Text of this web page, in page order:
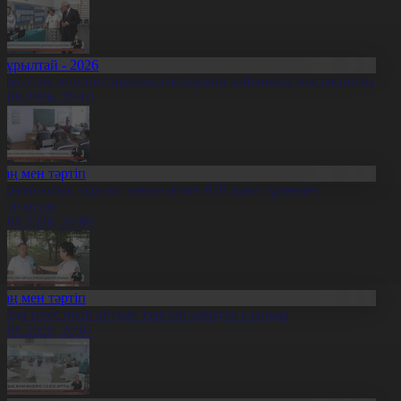
- 2026
депутаттарының сайлауына дайындық пысықталды
20:10
мен тәртіп
туралы заңға сәйкес 620 адам түрмеден
20:09
мен тәртіп
теріс пікір айтқан тұрғын қамауға алынды
20:07